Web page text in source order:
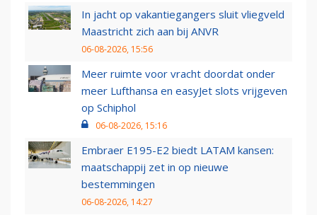
In jacht op vakantiegangers sluit vliegveld
Maastricht zich aan bij ANVR
06-08-2026, 15:56
Meer ruimte voor vracht doordat onder
meer Lufthansa en easyJet slots vrijgeven
op Schiphol
06-08-2026, 15:16
Embraer E195-E2 biedt LATAM kansen:
maatschappij zet in op nieuwe
bestemmingen
06-08-2026, 14:27